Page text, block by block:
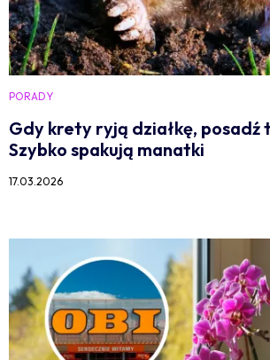
PORADY
Gdy krety ryją działkę, posadź
Szybko spakują manatki
17.03.2026